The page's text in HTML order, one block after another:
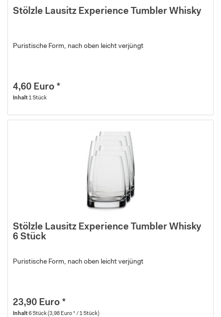
Stölzle Lausitz Experience Tumbler Whisky
Puristische Form, nach oben leicht verjüngt
4,60 Euro *
Inhalt 1 Stück
Stölzle Lausitz Experience Tumbler Whisky
6 Stück
Puristische Form, nach oben leicht verjüngt
23,90 Euro *
Inhalt6 Stück(3,98 Euro * / 1 Stück)